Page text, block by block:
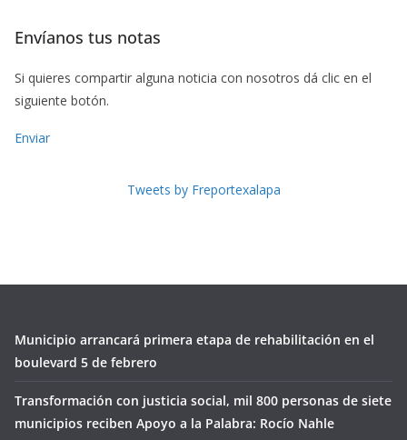
Envíanos tus notas
Si quieres compartir alguna noticia con nosotros dá clic en el
siguiente botón.
Enviar
Tweets by Freportexalapa
Municipio arrancará primera etapa de rehabilitación en el
boulevard 5 de febrero
Transformación con justicia social, mil 800 personas de siete
municipios reciben Apoyo a la Palabra: Rocío Nahle